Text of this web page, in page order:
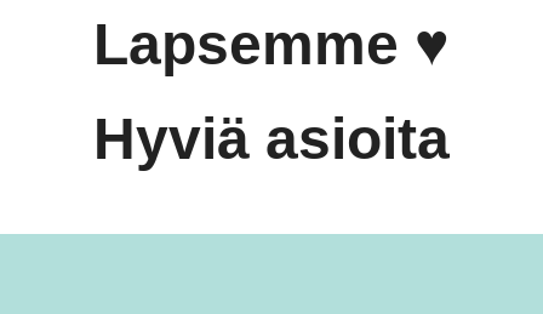
Lapsemme ♥
Hyviä asioita